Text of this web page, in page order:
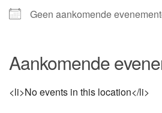
Geen aankomende
Aankomende
<li>No events in this location</li>